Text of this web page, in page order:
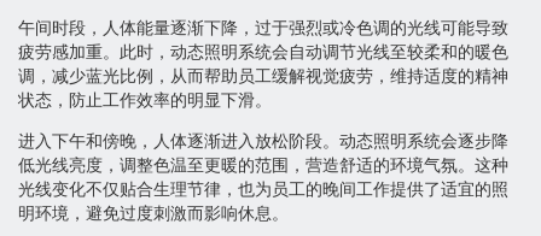
午间时段，人体能量逐渐下降，过于强烈或冷色调的光线可能导致
疲劳感加重。此时，动态照明系统会自动调节光线至较柔和的暖色
调，减少蓝光比例，从而帮助员工缓解视觉疲劳，维持适度的精神
状态，防止工作效率的明显下滑。
进入下午和傍晚，人体逐渐进入放松阶段。动态照明系统会逐步降
低光线亮度，调整色温至更暖的范围，营造舒适的环境气氛。这种
光线变化不仅贴合生理节律，也为员工的晚间工作提供了适宜的照
明环境，避免过度刺激而影响休息。